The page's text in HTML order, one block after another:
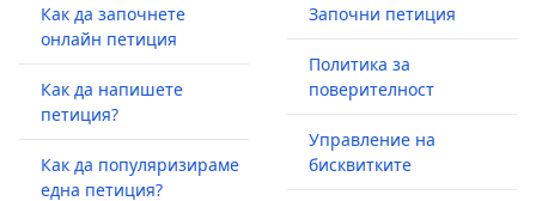
Как да започнете
онлайн петиция
Как да напишете
петиция?
Как да популяризираме
една петиция?
Започни петиция
Политика за
поверителност
Управление на
бисквитките